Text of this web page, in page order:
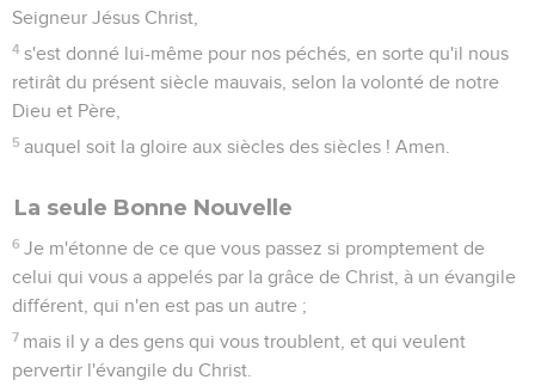
Seigneur Jésus Christ,
4 s'est donné lui-même pour nos péchés, en sorte qu'il nous
retirât du présent siècle mauvais, selon la volonté de notre
Dieu et Père,
5 auquel soit la gloire aux siècles des siècles ! Amen.
La seule Bonne Nouvelle
6 Je m'étonne de ce que vous passez si promptement de
celui qui vous a appelés par la grâce de Christ, à un évangile
différent, qui n'en est pas un autre ;
7 mais il y a des gens qui vous troublent, et qui veulent
pervertir l'évangile du Christ.